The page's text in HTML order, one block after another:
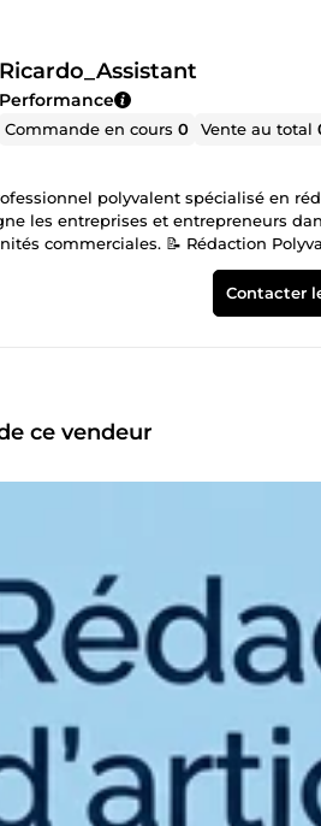
Ricardo_Assistant
Performance
Commande en cours0 Vente au total
polyvalent spécialisé en
les entreprises et entrepreneurs
commerciales. 📝 Rédaction
du ton selon le besoin 📞
et digitale 📋 Suivi et relance
informations 🎧 Transcription Audio
Contacter
ce vendeur